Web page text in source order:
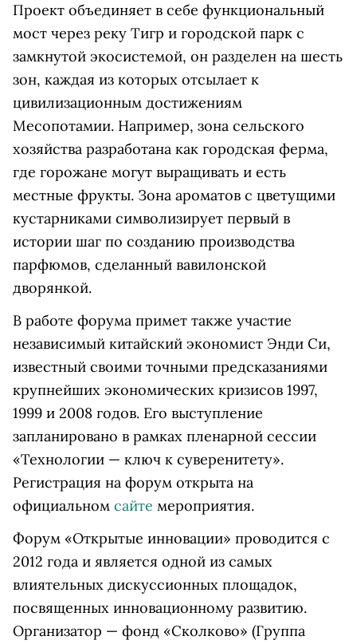
Проект объединяет в себе функциональный
мост через реку Тигр и городской парк с
замкнутой экосистемой, он разделен на шесть
зон, каждая из которых отсылает к
цивилизационным достижениям
Месопотамии. Например, зона сельского
хозяйства разработана как городская ферма,
где горожане могут выращивать и есть
местные фрукты. Зона ароматов с цветущими
кустарниками символизирует первый в
истории шаг по созданию производства
парфюмов, сделанный вавилонской
дворянкой.
В работе форума примет также участие
независимый китайский экономист Энди Си,
известный своими точными предсказаниями
крупнейших экономических кризисов 1997,
1999 и 2008 годов. Его выступление
запланировано в рамках пленарной сессии
«Технологии — ключ к суверенитету».
Регистрация на форум открыта на
официальном сайте мероприятия.
Форум «Открытые инновации» проводится с
2012 года и является одной из самых
влиятельных дискуссионных площадок,
посвященных инновационному развитию.
Организатор — фонд «Сколково» (Группа